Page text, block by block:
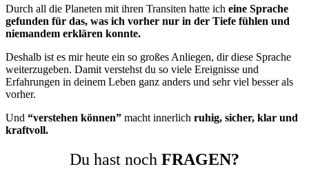
Durch all die Planeten mit ihren Transiten hatte ich eine Sprache
gefunden für das, was ich vorher nur in der Tiefe fühlen und
niemandem erklären konnte.
Deshalb ist es mir heute ein so großes Anliegen, dir diese Sprache
weiterzugeben. Damit verstehst du so viele Ereignisse und
Erfahrungen in deinem Leben ganz anders und sehr viel besser als
vorher.
Und “verstehen können” macht innerlich ruhig, sicher, klar und
kraftvoll.
Du hast noch FRAGEN?